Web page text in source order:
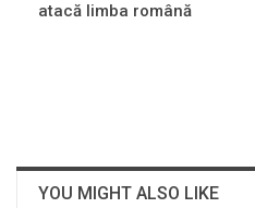
atacă limba română
YOU MIGHT ALSO LIKE